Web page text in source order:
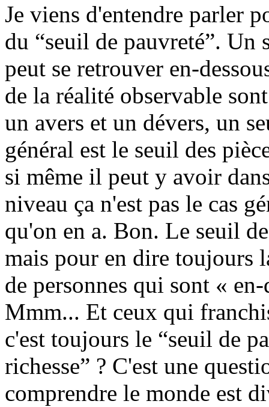
Je viens d'entendre parler
du “seuil de pauvreté”. Un
peut se retrouver en-
de la réalité observable
un avers et un dévers, un
général est le seuil des
si même il peut y avoir
niveau ça n'est pas le cas
qu'on en a. Bon. Le seuil
mais pour en dire toujours
de personnes qui sont «
Mmm... Et ceux qui
c'est toujours le “seuil de
richesse” ? C'est une
comprendre le monde est